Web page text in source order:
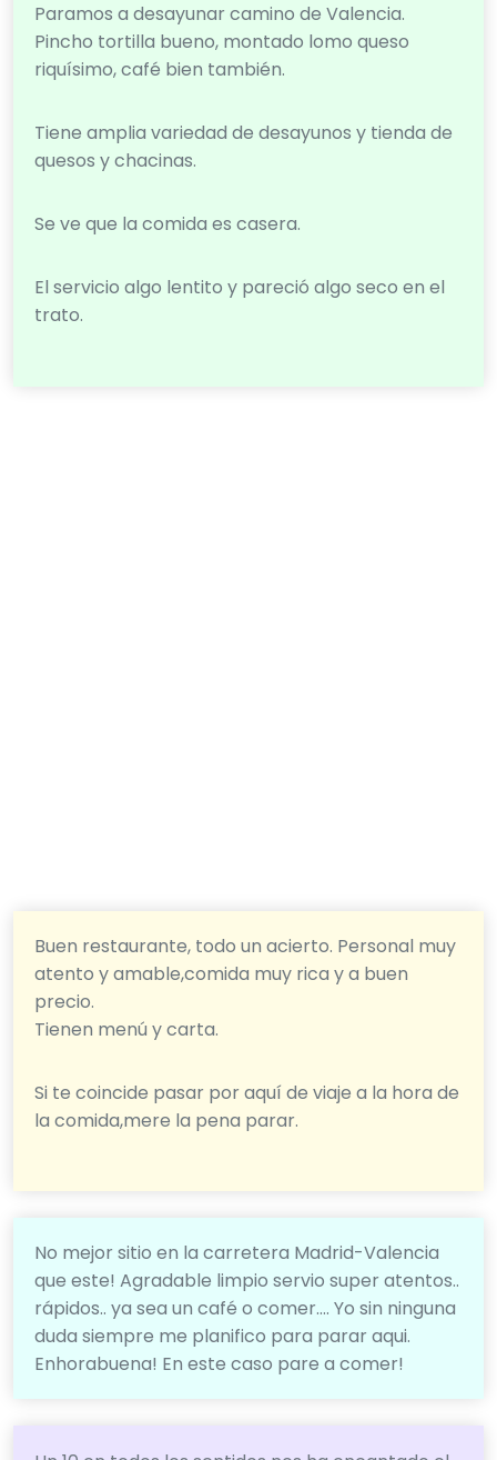
Paramos a desayunar camino de Valencia.
Pincho tortilla bueno, montado lomo queso
riquísimo, café bien también.
Tiene amplia variedad de desayunos y tienda de
quesos y chacinas.
Se ve que la comida es casera.
El servicio algo lentito y pareció algo seco en el
trato.
Buen restaurante, todo un acierto. Personal muy
atento y amable,comida muy rica y a buen
precio.
Tienen menú y carta.
Si te coincide pasar por aquí de viaje a la hora de
la comida,mere la pena parar.
No mejor sitio en la carretera Madrid-Valencia
que este! Agradable limpio servio super atentos..
rápidos.. ya sea un café o comer…. Yo sin ninguna
duda siempre me planifico para parar aqui.
Enhorabuena! En este caso pare a comer!